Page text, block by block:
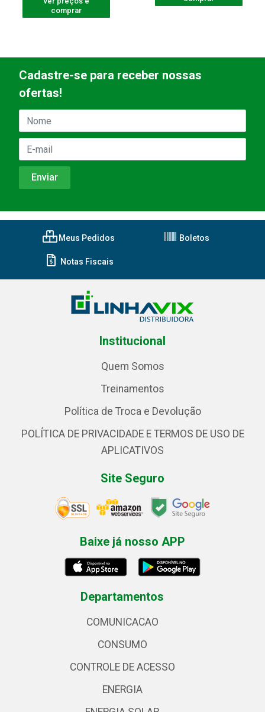
comprar
Cadastre-se para receber nossas
ofertas!
Meus Pedidos Boletos
Notas Fiscais
Institucional
Quem Somos
Treinamentos
Política de Troca e Devolução
POLÍTICA DE PRIVACIDADE E TERMOS DE USO DE
APLICATIVOS
Site Seguro
Baixe já nosso APP
Departamentos
COMUNICACAO
CONSUMO
CONTROLE DE ACESSO
ENERGIA